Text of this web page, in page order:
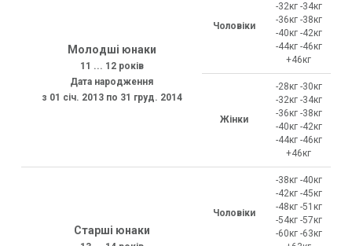
Молодші юнаки
11 ... 12 років
Дата народження
з 01 січ. 2013 по 31 груд. 2014
Чоловіки
-32кг -34кг
-36кг -38кг
-40кг -42кг
-44кг -46кг
+46кг
Жінки
-28кг -30кг
-32кг -34кг
-36кг -38кг
-40кг -42кг
-44кг -46кг
+46кг
Старші юнаки
Чоловіки
-38кг -40кг
-42кг -45кг
-48кг -51кг
-54кг -57кг
-60кг -63кг